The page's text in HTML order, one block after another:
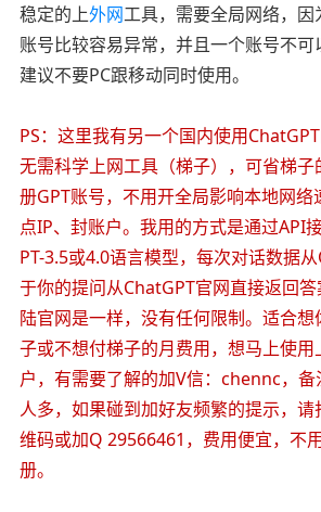
稳定的上外网工具，需要全局网络，
账号比较容易异常，并且一个账号不可
建议不要PC跟移动同时使用。
PS：这里我有另一个国内使用ChatGPT
无需科学上网工具（梯子），可省梯子
册GPT账号，不用开全局影响本地网
点IP、封账户。我用的方式是通过API
PT-3.5或4.0语言模型，每次对话数据
于你的提问从ChatGPT官网直接返回
陆官网是一样，没有任何限制。适合想
子或不想付梯子的月费用，想马上使用
户，有需要了解的加V信：chennc，备
人多，如果碰到加好友频繁的提示，
维码或加Q 29566461，费用便宜，不
册。